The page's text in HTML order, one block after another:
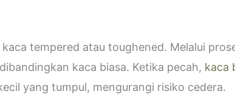
tempered atau toughened. Melalui
kaca biasa. Ketika pecah, kaca
yang tumpul, mengurangi risiko cedera.